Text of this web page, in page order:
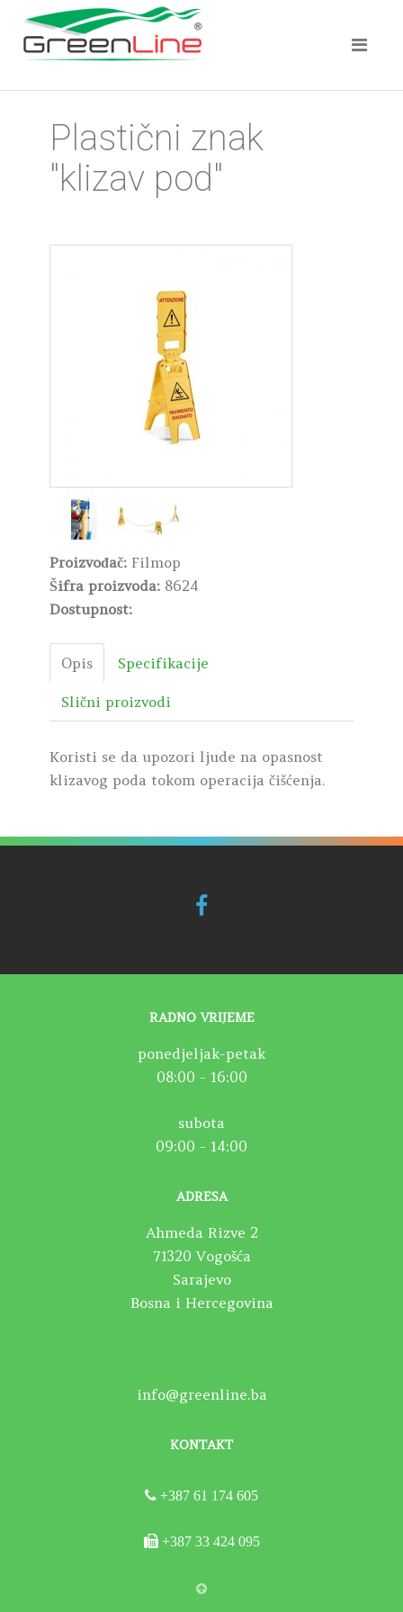
Plastični znak
"klizav pod"
Proizvođač: Filmop
Šifra proizvoda: 8624
Dostupnost:
Opis Specifikacije
Slični proizvodi
Koristi se da upozori ljude na opasnost
klizavog poda tokom operacija čišćenja.
RADNO VRIJEME
ponedjeljak-petak
08:00 - 16:00
subota
09:00 - 14:00
ADRESA
Ahmeda Rizve 2
71320 Vogošća
Sarajevo
Bosna i Hercegovina
info@greenline.ba
KONTAKT
+387 61 174 605
+387 33 424 095